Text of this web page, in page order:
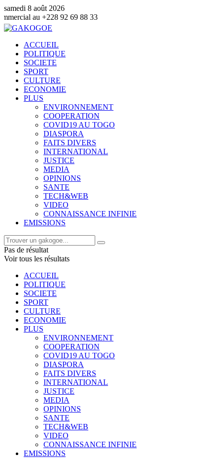
samedi 8 août 2026
92 69 88 33
ACCUEIL
POLITIQUE
SOCIETE
SPORT
CULTURE
ECONOMIE
PLUS
ENVIRONNEMENT
COOPERATION
COVID19 AU TOGO
DIASPORA
FAITS DIVERS
INTERNATIONAL
JUSTICE
MEDIA
OPINIONS
SANTE
TECH&WEB
VIDEO
CONNAISSANCE INFINIE
EMISSIONS
Pas de résultat
Voir tous les résultats
ACCUEIL
POLITIQUE
SOCIETE
SPORT
CULTURE
ECONOMIE
PLUS
ENVIRONNEMENT
COOPERATION
COVID19 AU TOGO
DIASPORA
FAITS DIVERS
INTERNATIONAL
JUSTICE
MEDIA
OPINIONS
SANTE
TECH&WEB
VIDEO
CONNAISSANCE INFINIE
EMISSIONS